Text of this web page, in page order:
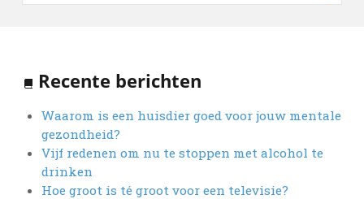
Recente berichten
Waarom is een huisdier goed voor jouw mentale
gezondheid?
Vijf redenen om nu te stoppen met alcohol te
drinken
Hoe groot is té groot voor een televisie?